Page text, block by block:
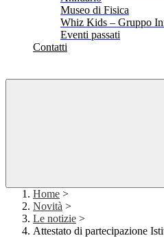
Museo di Fisica
Whiz Kids – Gruppo
Eventi passati
Contatti
Home >
Novità >
Le notizie >
Attestato di partecipazione